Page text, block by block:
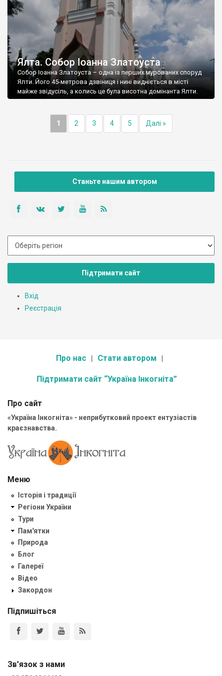
Ялта. Собор Іоанна Златоуста
Собор Іоанна Златоуста – одна із перших мурованих споруд
Ялти. Його 45-метрова дзвіниця і нині видніється в місті
майже звідусіль, а колись це була висотна домінанта Ялти.
1 2 3 4 5 Далі »
Станьте нашим автором
Підтримати сайт
Вхід
Реєстрація
Про нас Стати автором
Підтримати сайт “Україна Інкогніта”
Про сайт
«Україна Інкогніта» - неприбутковий проект ентузіастів
краєзнавства.
Меню
Історія і традиції
Регіони України
Тури
Пам'ятки
Природа
Блог
Галереї
Відео
Закордон
Підпишіться
Зв'язок з нами